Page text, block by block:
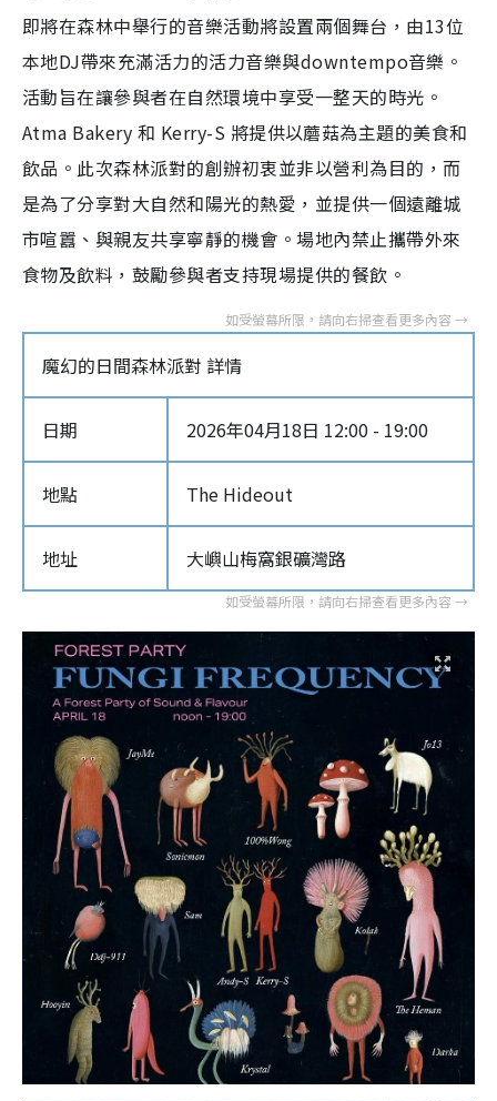
即將在森林中舉行的音樂活動將設置兩個舞台，由13位
本地DJ帶來充滿活力的活力音樂與downtempo音樂。
活動旨在讓參與者在自然環境中享受一整天的時光。
Atma Bakery 和 Kerry-S 將提供以蘑菇為主題的美食和
飲品。此次森林派對的創辦初衷並非以營利為目的，而
是為了分享對大自然和陽光的熱愛，並提供一個遠離城
市喧囂、與親友共享寧靜的機會。場地內禁止攜帶外來
食物及飲料，鼓勵參與者支持現場提供的餐飲。
魔幻的日間森林派對 詳情
日期 2026年04月18日 12:00 - 19:00
地點 The Hideout
地址 大嶼山梅窩銀礦灣路